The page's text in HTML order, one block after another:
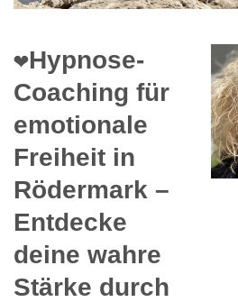
❤️Hypnose-
Coaching für
emotionale
Freiheit in
Rödermark –
Entdecke
deine wahre
Stärke durch